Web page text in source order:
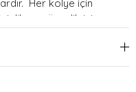
Her kolye için
ve güvenlik için